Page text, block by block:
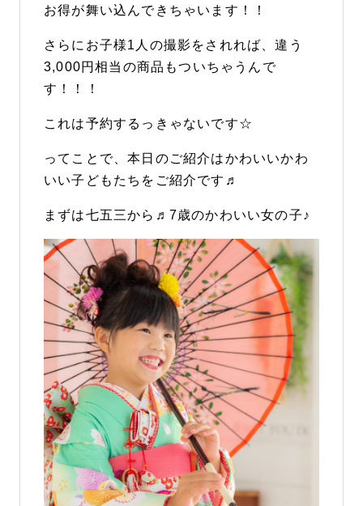
お得が舞い込んできちゃいます！！
さらにお子様1人の撮影をされれば、違う
3,000円相当の商品もついちゃうんで
す！！！
これは予約するっきゃないです☆
ってことで、本日のご紹介はかわいいかわ
いい子どもたちをご紹介です♬
まずは七五三から♬7歳のかわいい女の子♪